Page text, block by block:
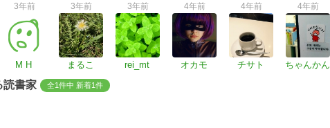
3年前
M H
3年前
まるこ
3年前
rei_mt
4年前
オカモ
4年前
チサト
4年前
ちゃんかん
読書家 全1件中 新着1件